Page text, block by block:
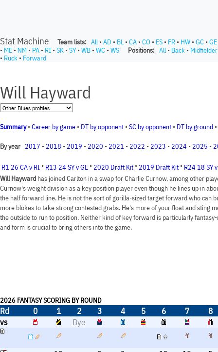
Stat Machine Team lists: All • AD • BL • CA • CO • ES • FR • HW • GC • GE
• ME • NM • PA • RI • SK • SY• WB • WC • WS Positions: All • Back • Midfielder
• Ruck • Forward